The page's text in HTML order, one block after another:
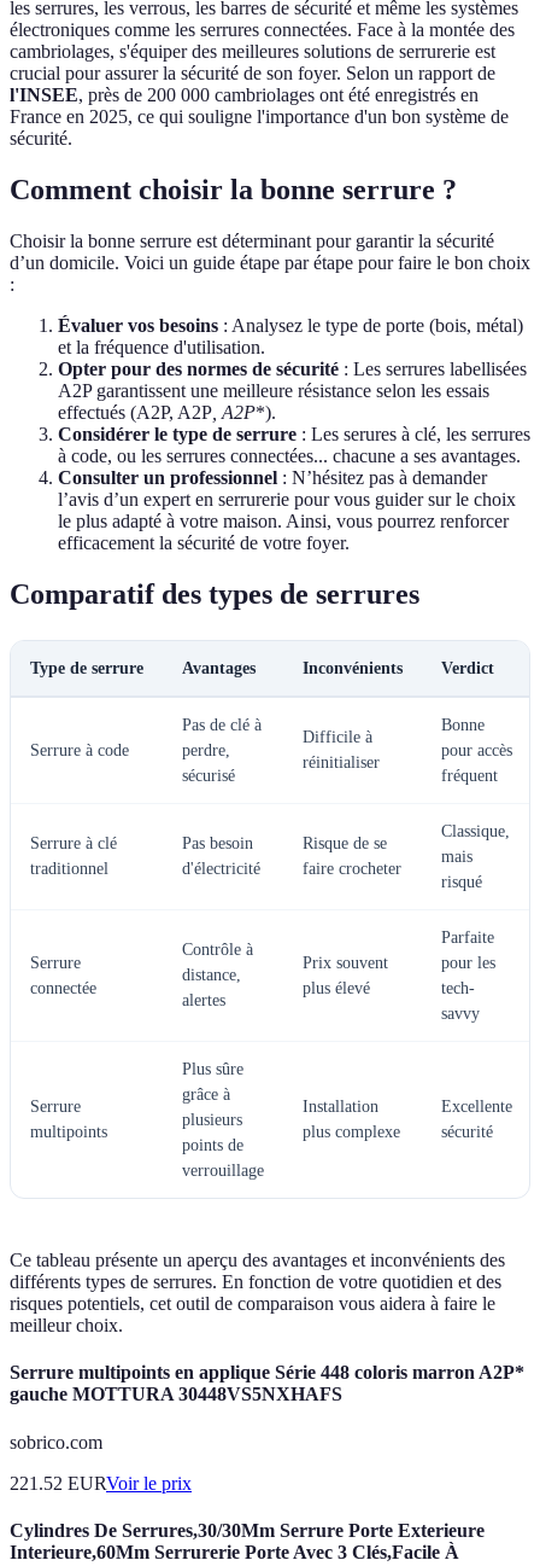
les serrures, les verrous, les barres de sécurité et même les systèmes
électroniques comme les serrures connectées. Face à la montée des
cambriolages, s'équiper des meilleures solutions de serrurerie est
crucial pour assurer la sécurité de son foyer. Selon un rapport de
l'INSEE, près de 200 000 cambriolages ont été enregistrés en
France en 2025, ce qui souligne l'importance d'un bon système de
sécurité.
Comment choisir la bonne serrure ?
Choisir la bonne serrure est déterminant pour garantir la sécurité
d’un domicile. Voici un guide étape par étape pour faire le bon choix
:
Évaluer vos besoins : Analysez le type de porte (bois, métal)
et la fréquence d'utilisation.
Opter pour des normes de sécurité : Les serrures labellisées
A2P garantissent une meilleure résistance selon les essais
effectués (A2P, A2P , A2P*).
Considérer le type de serrure : Les serures à clé, les serrures
à code, ou les serrures connectées... chacune a ses avantages.
Consulter un professionnel : N’hésitez pas à demander
l’avis d’un expert en serrurerie pour vous guider sur le choix
le plus adapté à votre maison. Ainsi, vous pourrez renforcer
efficacement la sécurité de votre foyer.
Comparatif des types de serrures
Type de serrure Avantages Inconvénients Verdict
Serrure à code
Pas de clé à
perdre,
sécurisé
Difficile à
réinitialiser
Bonne
pour accès
fréquent
Serrure à clé
traditionnel
Pas besoin
d'électricité
Risque de se
faire crocheter
Classique,
mais
risqué
Serrure
connectée
Contrôle à
distance,
alertes
Prix souvent
plus élevé
Parfaite
pour les
tech-
savvy
Serrure
multipoints
Plus sûre
grâce à
plusieurs
points de
verrouillage
Installation
plus complexe
Excellente
sécurité
Ce tableau présente un aperçu des avantages et inconvénients des
différents types de serrures. En fonction de votre quotidien et des
risques potentiels, cet outil de comparaison vous aidera à faire le
meilleur choix.
Serrure multipoints en applique Série 448 coloris marron A2P*
gauche MOTTURA 30448VS5NXHAFS
sobrico.com
221.52 EURVoir le prix
Cylindres De Serrures,30/30Mm Serrure Porte Exterieure
Interieure,60Mm Serrurerie Porte Avec 3 Clés,Facile À